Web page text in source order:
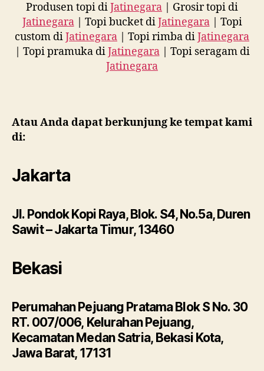
Produsen topi diJatinegara | Grosir topi di
Jatinegara| Topi bucket diJatinegara| Topi
custom diJatinegara | Topi rimba diJatinegara
| Topi pramuka diJatinegara| Topi seragam di
Jatinegara
Atau Anda dapat berkunjung ke tempat kami
di:
Jakarta
Jl. Pondok Kopi Raya, Blok. S4, No.5a, Duren
Sawit – Jakarta Timur, 13460
Bekasi
Perumahan Pejuang Pratama Blok S No. 30
RT. 007/006, Kelurahan Pejuang,
Kecamatan Medan Satria, Bekasi Kota,
Jawa Barat, 17131